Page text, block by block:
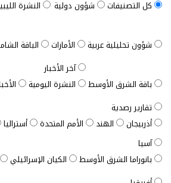
كل التصنيفات
شؤون دولية
النشرة
شؤون تحليلية عربية الأمارات الباقة
باقة الشرق الأوسط
آخر الأخبار
النشرة اليومية
تقارير رصدية
أذربيجان
الهند الأمم المتحدة أستراليا
آسيا
بانوراما الشرق الأوسط
الكيان الإسرائيلي